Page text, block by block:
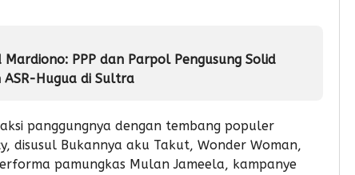
Mardiono: PPP dan Parpol Pengusung Solid
ASR-Hugua di Sultra
panggungnya dengan tembang populer
disusul Bukannya aku Takut, Wonder Woman,
pamungkas Mulan Jameela, kampanye